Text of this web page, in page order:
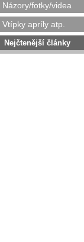
Názory/fotky/videa
Vtípky apríly atp.
Nejčtenější články